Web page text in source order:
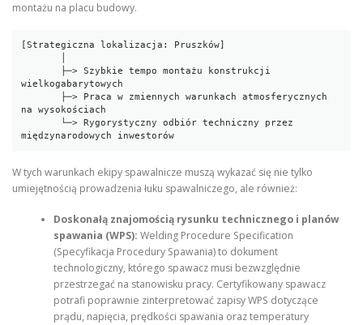
montażu na placu budowy.
[Strategiczna lokalizacja: Pruszków]
wielkogabarytowych
na wysokościach
W tych warunkach ekipy spawalnicze muszą wykazać się nie tylko
umiejętnością prowadzenia łuku spawalniczego, ale również:
Doskonałą znajomością rysunku technicznego i planów
spawania (WPS): Welding Procedure Specification
(Specyfikacja Procedury Spawania) to dokument
technologiczny, którego spawacz musi bezwzględnie
przestrzegać na stanowisku pracy. Certyfikowany spawacz
potrafi poprawnie zinterpretować zapisy WPS dotyczące
prądu, napięcia, prędkości spawania oraz temperatury